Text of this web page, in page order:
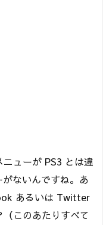
ューが PS3 とは違
ないんですね。あ
あるいは Twitter
このあたりすべて